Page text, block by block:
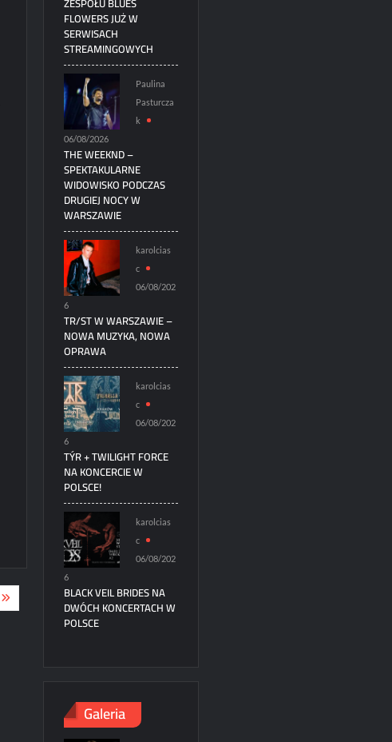
FLOWERS JUŻ W
SERWISACH
STREAMINGOWYCH
Paulina
Pasturcza
k
06/08/2026
THE WEEKND –
SPEKTAKULARNE
WIDOWISKO PODCZAS
DRUGIEJ NOCY W
WARSZAWIE
karolcias
c
06/08/202
6
TR/ST W WARSZAWIE –
NOWA MUZYKA, NOWA
OPRAWA
karolcias
c
06/08/202
6
TÝR + TWILIGHT FORCE
NA KONCERCIE W
POLSCE!
karolcias
c
06/08/202
6
BLACK VEIL BRIDES NA
DWÓCH KONCERTACH W
POLSCE
Galeria